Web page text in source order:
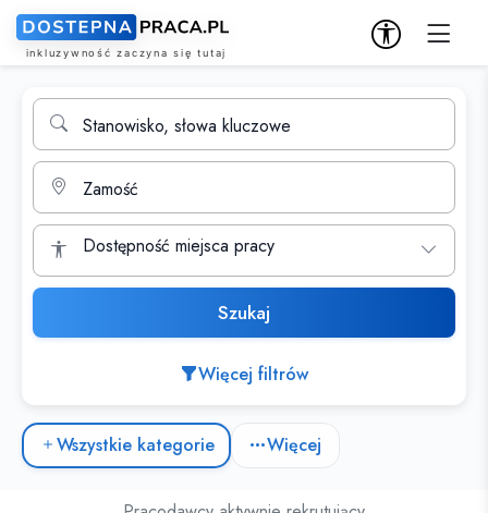
Wyszukiwarka ofert pracy
Stanowisko, słowa kluczowe
Miasto
Dostępność miejsca pracy
Szukaj
Więcej filtrów
Wszystkie kategorie
Więcej
Oferty pracy dla osób z niepełnosprawnościami